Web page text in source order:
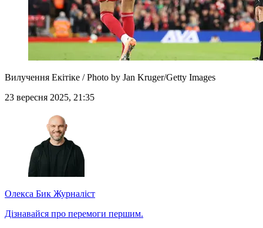
Вилучення Екітіке / Photo by Jan Kruger/Getty Images
23 вересня 2025, 21:35
Олекса Бик Журналіст
Дізнавайся про перемоги першим.